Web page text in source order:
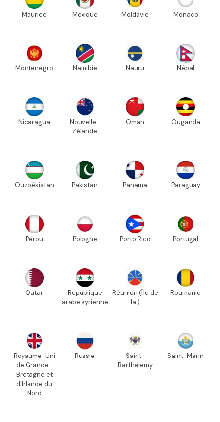
Maurice Mexique Moldavie Monaco
Monténégro Namibie Nauru Népal
Nicaragua
Nouvelle-
Zélande
Oman Ouganda
Ouzbékistan Pakistan Panama Paraguay
Pérou Pologne Porto Rico Portugal
Qatar
République
arabe syrienne
Réunion (Île de
la )
Roumanie
Royaume-Uni
de Grande-
Bretagne et
d'Irlande du
Nord
Russie
Saint-
Barthélemy
Saint-Marin